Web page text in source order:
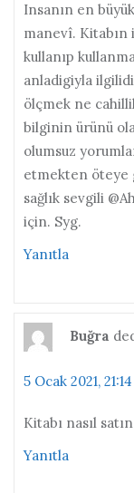
Insanın en
manevî.
kullanıp
anladigiyla
ölçmek ne
bilginin ürünü
olumsuz
etmekten öteye
sağlık sevgili
için. Syg.
Yanıtla
Buğra
5 Ocak 2021, 21:14
Kitabı nasıl
Yanıtla